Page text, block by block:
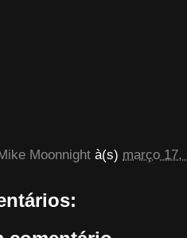
Moonnight à(s) março 17,